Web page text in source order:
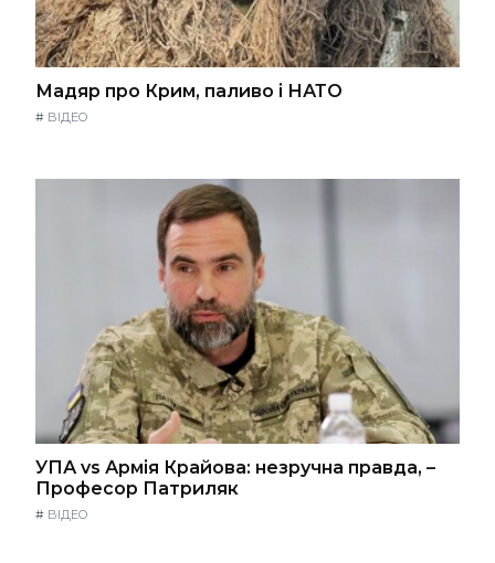
Мадяр про Крим, паливо і НАТО
# ВІДЕО
УПА vs Армія Крайова: незручна правда, –
Професор Патриляк
# ВІДЕО